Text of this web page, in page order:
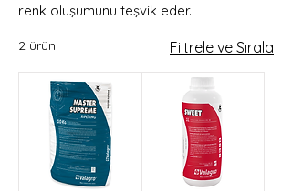
renk oluşumunu teşvik eder.
2 ürün Filtrele ve Sırala